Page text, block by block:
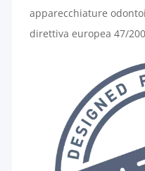
apparecchiature
direttiva europea 47/